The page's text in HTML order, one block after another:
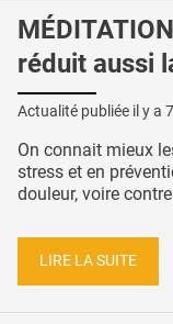
réduit aussi
Actualité publiée il y a
On connait mieux
stress et en
douleur, voire
LIRE LA SUITE